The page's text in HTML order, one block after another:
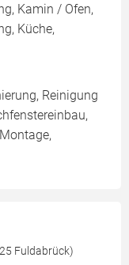
Kamin / Ofen,
Küche,
Reinigung
Fuldabrück)